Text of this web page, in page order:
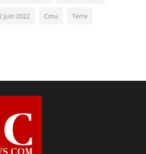
juin 2022 Cmu Terre